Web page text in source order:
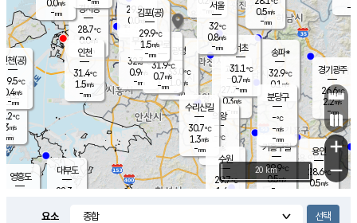
의도
℃
m/s
mm
영흥도
과천
27.7℃
0.3m/s
- mm
용인
28.6℃
0.5m/s
경기광주
26.6℃
2.2m/s
-mm
대부도
28.3
경서동
28.7℃
0.0m/s
-mm
0.0m/s
-mm -
의왕
- ℃
m/s
mm
29.9℃
0.0 m/s
mm
광명
33.0
℃
1.0 m/s
-mm
부천
32.3℃
0.9m/s
-mm
구로
31.9℃
0.7m/s
-mm
- mm 0.5m/s
-mm
송파*
32.9℃
0.1 m/s
-mm
서초
31.1℃
0.7m/s
-mm
기흥구갈
29.9℃
0.5m/s
-
수리산길
30.7℃
1.3m/s
-mm
분당구
-℃
-m/s
-mm
인천(공)
29.5℃
0.4m/s
-mm
김포(공)
29.9℃
1.5m/s
-mm
수원
29.7℃
1.4 m/s
인천
31.4℃
1.5m/s
-mm
서울
32℃
0.8m/s
-mm
+
−
20 km
요소